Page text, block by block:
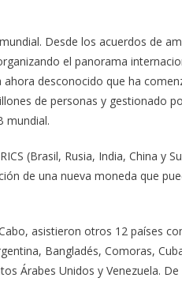
Desde los acuerdos de
el panorama
desconocido que ha
de personas y gestionado
mundial.
(Brasil, Rusia, India, China y
de una nueva moneda que
asistieron otros 12 países
Bangladés, Comoras,
Árabes Unidos y Venezuela.